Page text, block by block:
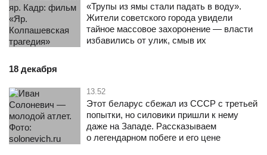
«Трупы из ямы стали падать в воду».
Жители советского города увидели
тайное массовое захоронение — власти
избавились от улик, смыв их
18 декабря
Этот беларус сбежал из СССР с третьей
попытки, но силовики пришли к нему
даже на Западе. Рассказываем
о легендарном побеге и его цене
13.52